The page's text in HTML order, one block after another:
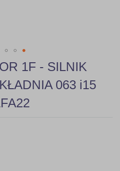
1F - SILNIK
063 i15